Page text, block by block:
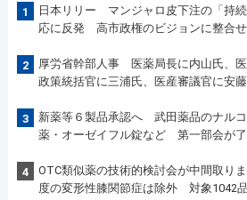
1
日本リリー マンジャロ皮下注の「持
応に反発 高市政権のビジョンに整合
2
厚労省幹部人事 医薬局長に内山氏、
政策統括官に三浦氏、医産審議官に安
3
新薬等６製品承認へ 武田薬品のナル
薬・オーゼイフル錠など 第一部会が
4
OTC類似薬の技術的検討会が中間取り
度の変形性膝関節症は除外 対象1042